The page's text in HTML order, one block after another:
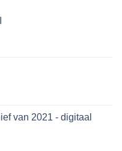
van 2021 - digitaal